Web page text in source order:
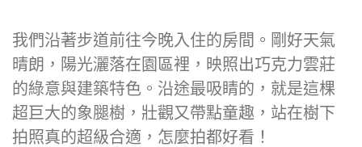
我們沿著步道前往今晚入住的房間。剛好天氣
晴朗，陽光灑落在園區裡，映照出巧克力雲莊
的綠意與建築特色。沿途最吸睛的，就是這棵
超巨大的象腿樹，壯觀又帶點童趣，站在樹下
拍照真的超級合適，怎麼拍都好看！